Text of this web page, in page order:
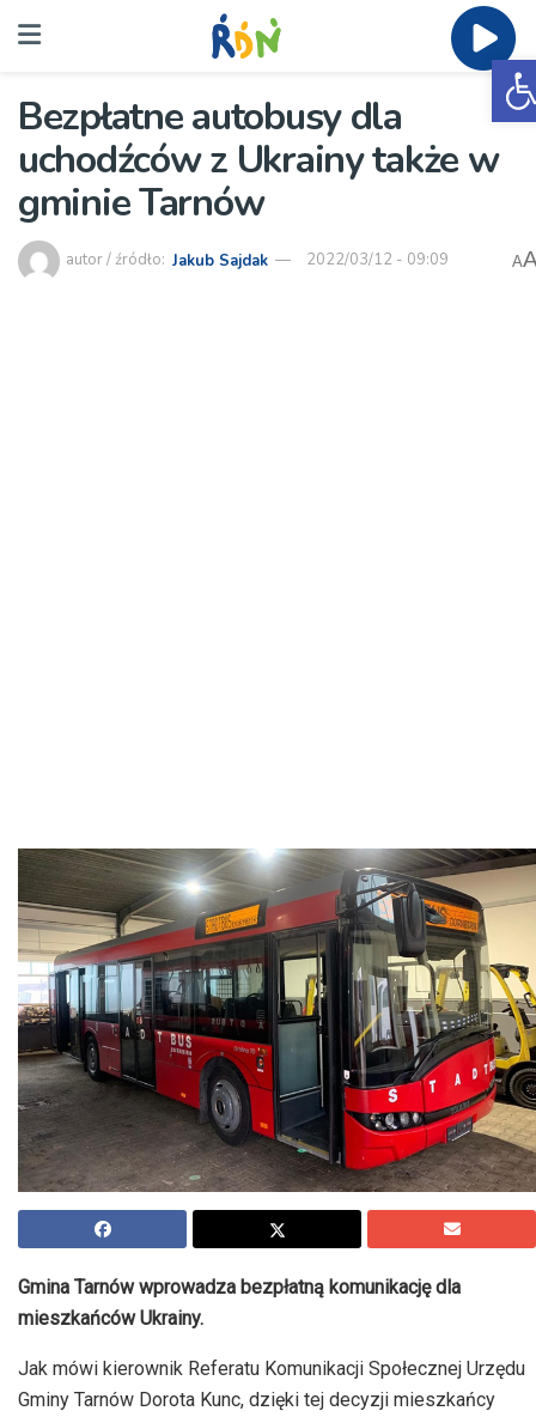
Bezpłatne autobusy dla
uchodźców z Ukrainy także w
gminie Tarnów
autor / źródło: Jakub Sajdak 2022/03/12 - 09:09 A
Gmina Tarnów wprowadza bezpłatną komunikację dla
mieszkańców Ukrainy.
Jak mówi kierownik Referatu Komunikacji Społecznej Urzędu
Gminy Tarnów Dorota Kunc, dzięki tej decyzji mieszkańcy